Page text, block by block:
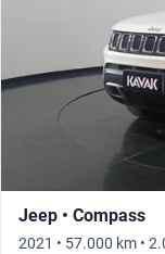
Jeep • Compass
2021 • 57.000 km •